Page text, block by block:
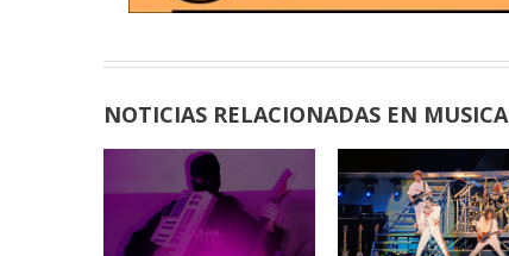
NOTICIAS RELACIONADAS EN MUSICA